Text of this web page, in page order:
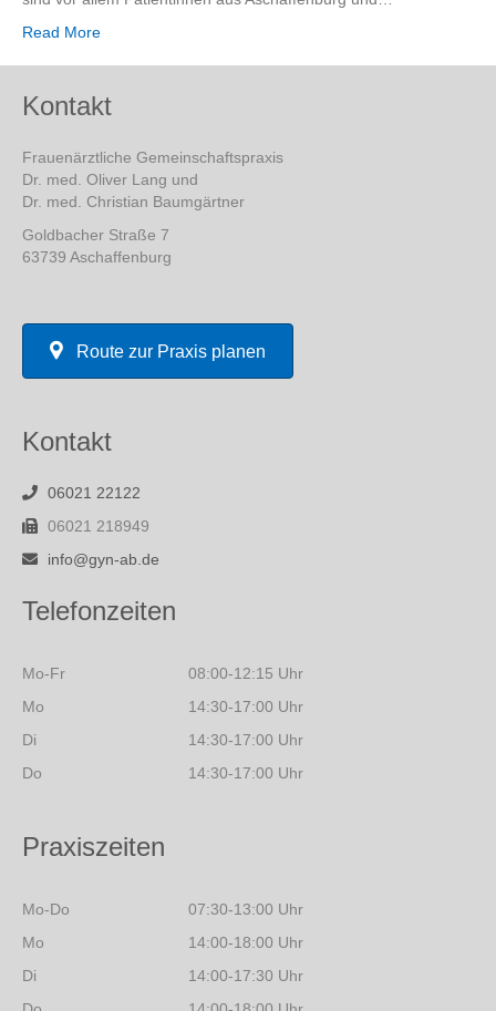
Read More
Kontakt
Frauenärztliche Gemeinschaftspraxis
Dr. med. Oliver Lang und
Dr. med. Christian Baumgärtner
Goldbacher Straße 7
63739 Aschaffenburg
Route zur Praxis planen
Kontakt
06021 22122
06021 218949
info@gyn-ab.de
Telefonzeiten
Mo-Fr
08:00-12:15 Uhr
Mo
14:30-17:00 Uhr
Di
14:30-17:00 Uhr
Do
14:30-17:00 Uhr
Praxiszeiten
Mo-Do
07:30-13:00 Uhr
Mo
14:00-18:00 Uhr
Di
14:00-17:30 Uhr